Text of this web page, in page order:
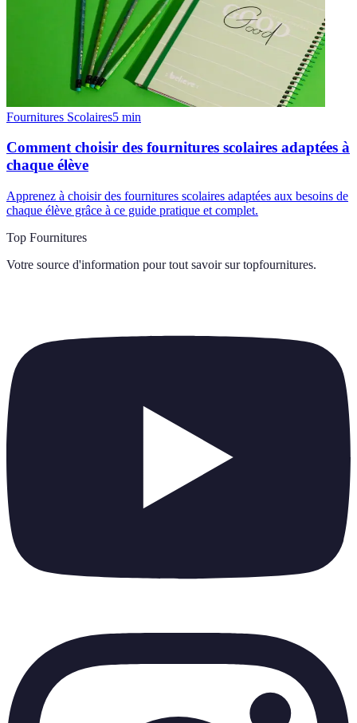
Fournitures Scolaires5 min
Comment choisir des fournitures scolaires adaptées à
chaque élève
Apprenez à choisir des fournitures scolaires adaptées aux besoins de
chaque élève grâce à ce guide pratique et complet.
Top Fournitures
Votre source d'information pour tout savoir sur topfournitures.